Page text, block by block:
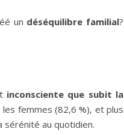
un déséquilibre familial?
inconsciente que subit la
femmes (82,6 %), et plus
sérénité au quotidien.